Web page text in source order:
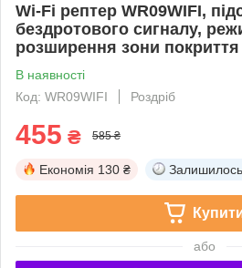
Wi-Fi рептер WR09WIFI,
бездротового сигналу,
розширення зони покриття
В наявності
Код: WR09WIFI
Роздріб
455 ₴ 585 ₴
Економія 130 ₴ Залишилось
або